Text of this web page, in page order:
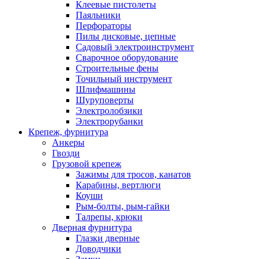
Клеевые пистолеты
Паяльники
Перфораторы
Пилы дисковые, цепные
Садовый электроинструмент
Сварочное оборудование
Строительные фены
Точильный инструмент
Шлифмашины
Шуруповерты
Электролобзики
Электрорубанки
Крепеж, фурнитура
Анкеры
Гвозди
Грузовой крепеж
Зажимы для тросов, канатов
Карабины, вертлюги
Коуши
Рым-болты, рым-гайки
Талрепы, крюки
Дверная фурнитура
Глазки дверные
Доводчики